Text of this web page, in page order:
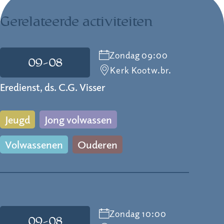
Gerelateerde activiteiten
09-08
Zondag 09:00
Kerk Kootw.br.
Eredienst, ds. C.G. Visser
Jeugd
Jong volwassen
Volwassenen
Ouderen
09-08
Zondag 10:00